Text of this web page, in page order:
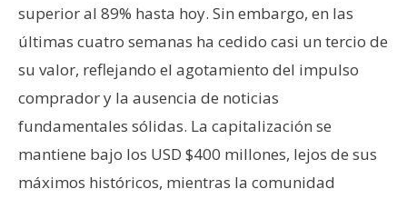
b
l
i
c
d
a
d
superior al 89% hasta hoy. Sin embargo, en las
últimas cuatro semanas ha cedido casi un tercio de
su valor, reflejando el agotamiento del impulso
comprador y la ausencia de noticias
fundamentales sólidas. La capitalización se
mantiene bajo los USD $400 millones, lejos de sus
máximos históricos, mientras la comunidad